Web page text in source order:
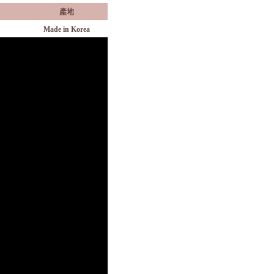
產地
Made in Korea